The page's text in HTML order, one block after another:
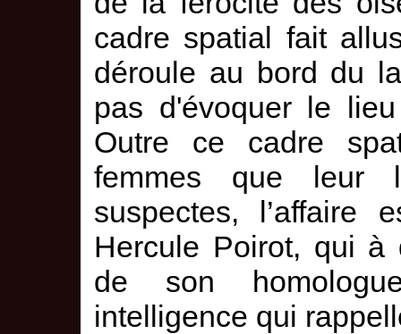
cadre spatial fait
déroule au bord du
pas d'évoquer le
Outre ce cadre
femmes que leur
suspectes, l’affaire
Hercule Poirot, qui à
de son
intelligence qui